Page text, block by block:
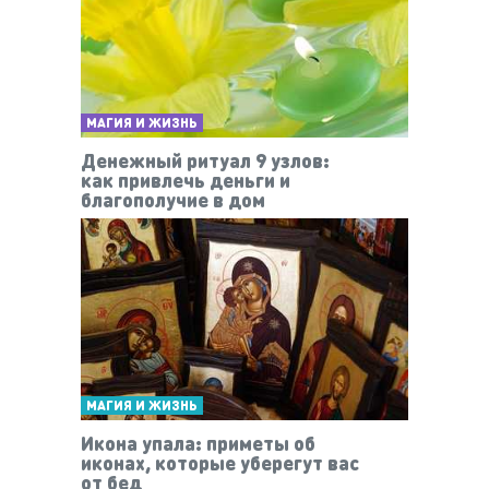
МАГИЯ И ЖИЗНЬ
Денежный ритуал 9 узлов:
как привлечь деньги и
благополучие в дом
МАГИЯ И ЖИЗНЬ
Икона упала: приметы об
иконах, которые уберегут вас
от бед